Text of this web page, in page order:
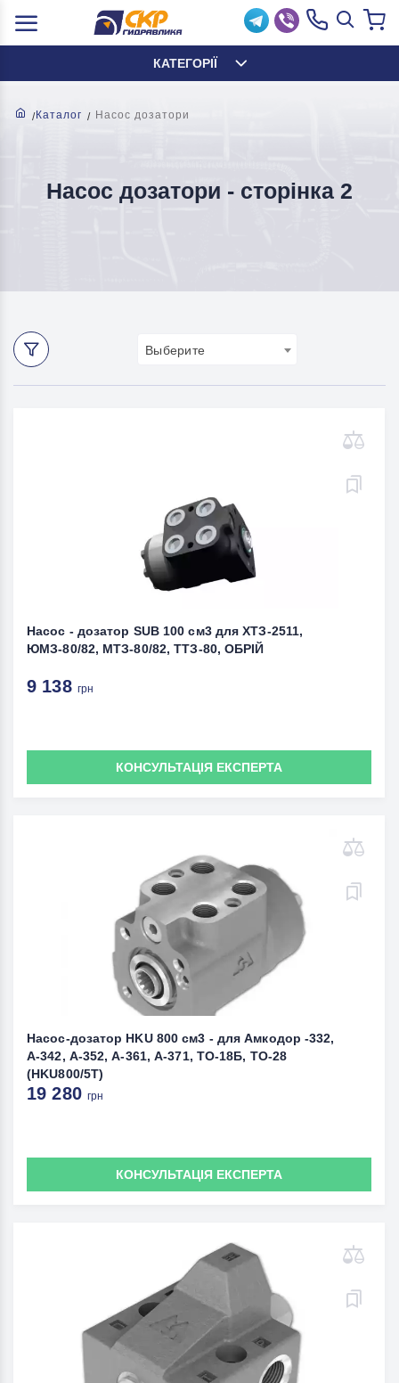
КАТЕГОРІЇ
Каталог Насос дозатори
Насос дозатори - cторінка 2
Выберите
Насос - дозатор SUB 100 см3 для ХТЗ-2511,
ЮМЗ-80/82, МТЗ-80/82, ТТЗ-80, ОБРІЙ
9 138 грн
КОНСУЛЬТАЦІЯ ЕКСПЕРТА
Насос-дозатор HKU 800 см3 - для Амкодор -332,
А-342, А-352, А-361, А-371, ТО-18Б, ТО-28
(HKU800/5T)
19 280грн
КОНСУЛЬТАЦІЯ ЕКСПЕРТА